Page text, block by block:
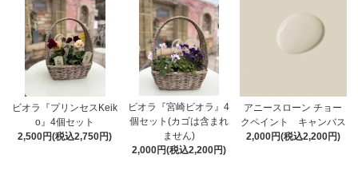
ビオラ『プリンセスKeik
o』4個セット
2,500円(税込2,750円)
ビオラ『宮崎ビオラ』4
個セット(カゴは含まれ
ません)
2,000円(税込2,200円)
アニースローン チョー
クペイント キャンバス
2,000円(税込2,200円)